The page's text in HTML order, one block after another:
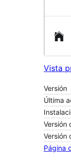
Vista
Versión
Última
Versión
Versión
Página